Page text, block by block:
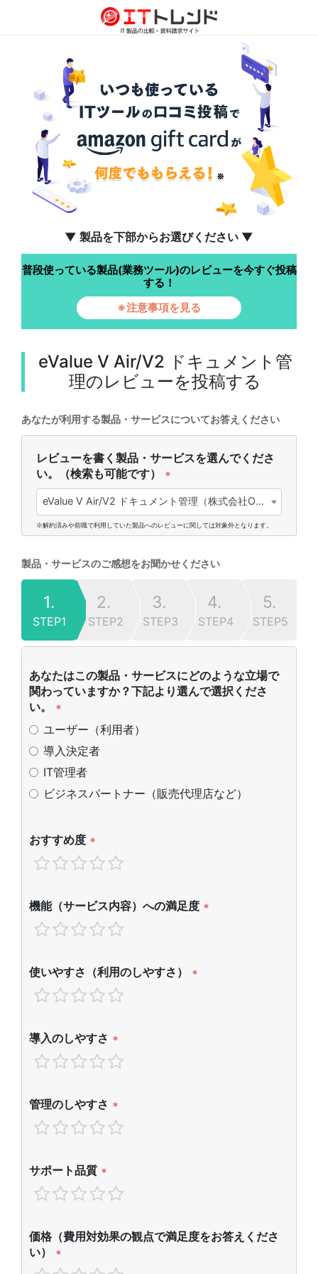
▼ 製品を下部からお選びください ▼
普段使っている製品(業務ツール)のレビューを今すぐ投稿
する！
※注意事項を見る
eValue V Air/V2 ドキュメント管
理のレビューを投稿する
あなたが利用する製品・サービスについてお答えください
レビューを書く製品・サービスを選んでくださ
い。（検索も可能です）
*
eValue V Air/V2 ドキュメント管理（株式会社OSK)
※解約済みや前職で利用していた製品へのレビューに関しては対象外となります。
製品・サービスのご感想をお聞かせください
1.
STEP1
2.
STEP2
3.
STEP3
4.
STEP4
5.
STEP5
あなたはこの製品・サービスにどのような立場で
関わっていますか？下記より選んで選択くださ
い。
*
ユーザー（利用者）
導入決定者
IT管理者
ビジネスパートナー（販売代理店など）
おすすめ度 *
機能（サービス内容）への満足度 *
使いやすさ（利用のしやすさ） *
導入のしやすさ *
管理のしやすさ *
サポート品質 *
価格（費用対効果の観点で満足度をお答えくださ
い）
*